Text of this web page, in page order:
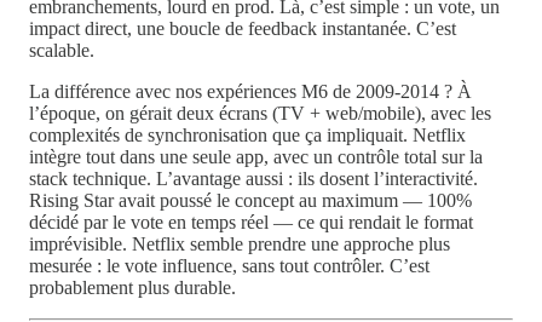
embranchements, lourd en prod. Là, c’est simple : un vote, un
impact direct, une boucle de feedback instantanée. C’est
scalable.
La différence avec nos expériences M6 de 2009-2014 ? À
l’époque, on gérait deux écrans (TV + web/mobile), avec les
complexités de synchronisation que ça impliquait. Netflix
intègre tout dans une seule app, avec un contrôle total sur la
stack technique. L’avantage aussi : ils dosent l’interactivité.
Rising Star avait poussé le concept au maximum — 100%
décidé par le vote en temps réel — ce qui rendait le format
imprévisible. Netflix semble prendre une approche plus
mesurée : le vote influence, sans tout contrôler. C’est
probablement plus durable.